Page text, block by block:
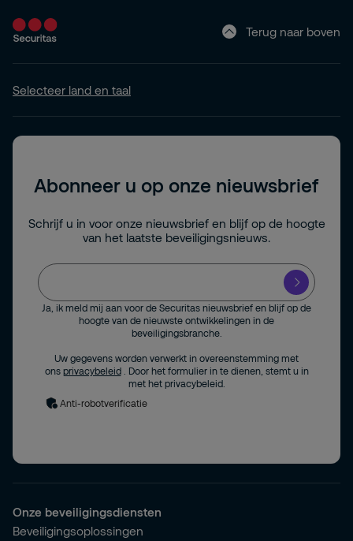
Terug naar boven
Selecteer land en taal
Abonneer u op onze nieuwsbrief
Schrijf u in voor onze nieuwsbrief en blijf op de hoogte
van het laatste beveiligingsnieuws.
Ja, ik meld mij aan voor de Securitas nieuwsbrief en blijf op de
hoogte van de nieuwste ontwikkelingen in de
beveiligingsbranche.
Uw gegevens worden verwerkt in overeenstemming met
ons privacybeleid
. Door het formulier in te dienen, stemt u in
met het privacybeleid.
Anti-robotverificatie
Onze beveiligingsdiensten
Beveiligingsoplossingen